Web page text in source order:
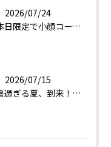
2026/07/24
本日限定で小顔コース体験(ワンコイン)実施します！
2026/07/15
暑過ぎる夏、到来！だるさを感じる方は、結構不足！？